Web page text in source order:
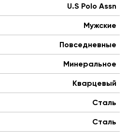
U.S Polo Assn
Мужские
Повседневные
Минеральное
Кварцевый
Сталь
Сталь